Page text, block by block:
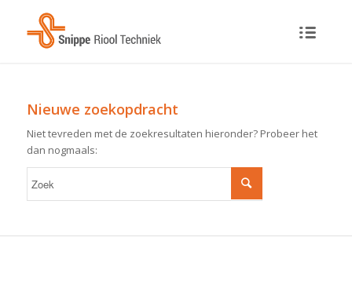
Nieuwe zoekopdracht
Niet tevreden met de zoekresultaten hieronder? Probeer het
dan nogmaals: